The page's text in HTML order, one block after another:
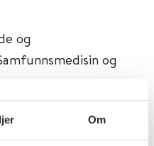
Om
og
og
Veiledere